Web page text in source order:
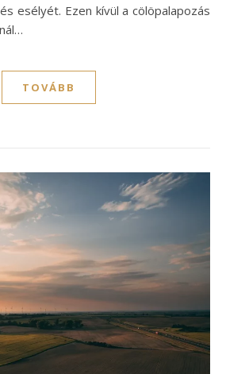
esélyét. Ezen kívül a cölöpalapozás
TOVÁBB